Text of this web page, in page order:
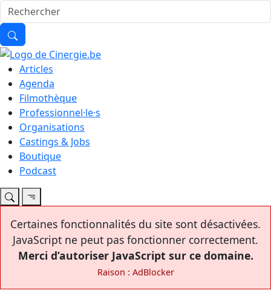
Articles
Agenda
Filmothèque
Professionnel·le·s
Organisations
Castings & Jobs
Boutique
Podcast
Certaines fonctionnalités du site sont désactivées.
JavaScript ne peut pas fonctionner correctement.
Merci d’autoriser JavaScript sur ce domaine.
Raison : AdBlocker